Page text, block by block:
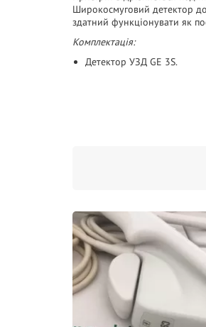
Широкосмуговий детектор
здатний функціонувати як
Комплектація:
Детектор УЗД GE 3S.